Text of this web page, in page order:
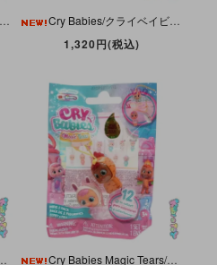
Cry Babies/クライベイビーズ・Fantasy Pets/ファンタジーペット・Nila/ニラ・Pegasus/ペガサス・Plush/ぬいぐるみ・IMC Toys
1,320円(税込)
Cry Babies Magic Tears/クライベイビーズマジックティアーズ・Minis 2 Pack/ミニズ 2パック・CONEY & FELI/コニィ＆フェリ・フィギュア・IMC Toys